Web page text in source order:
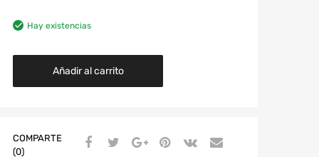
Hay existencias
Añadir al carrito
COMPARTE
(0)